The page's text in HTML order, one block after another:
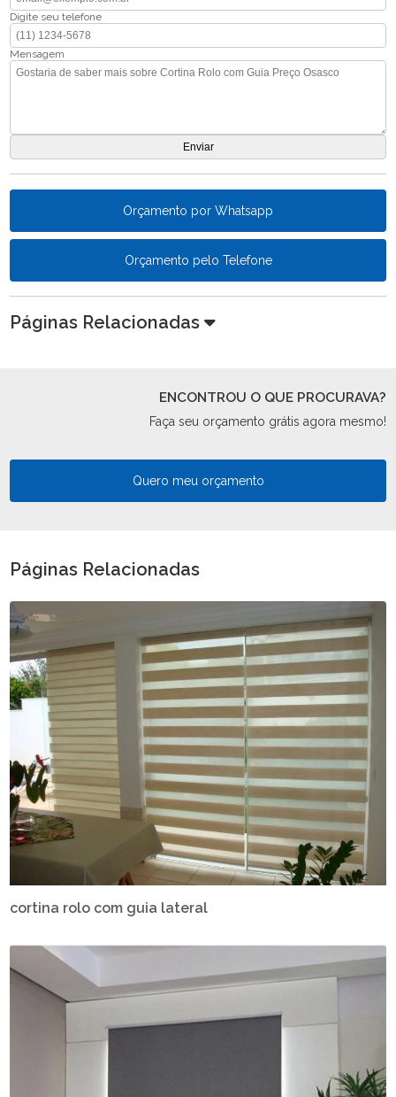
Digite seu telefone
Mensagem
Orçamento por Whatsapp
Orçamento pelo Telefone
Páginas Relacionadas
ENCONTROU O QUE PROCURAVA?
Faça seu orçamento grátis agora mesmo!
Quero meu orçamento
Páginas Relacionadas
cortina rolo com guia lateral